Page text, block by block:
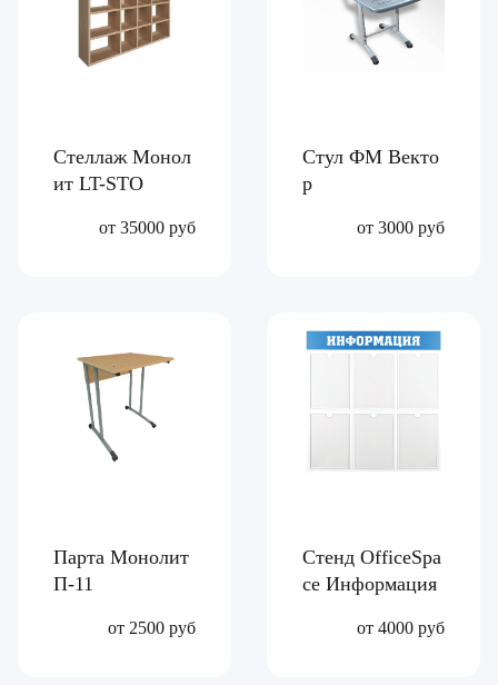
Стеллаж Монол
ит LT-STO
от 35000 руб
Стул ФМ Векто
р
от 3000 руб
Парта Монолит
П-11
от 2500 руб
Стенд OfficeSpa
ce Информация
от 4000 руб